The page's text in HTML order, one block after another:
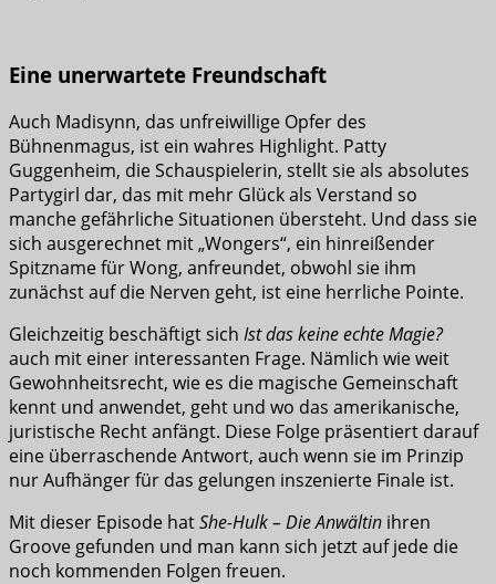
Eine unerwartete Freundschaft
Auch Madisynn, das unfreiwillige Opfer des
Bühnenmagus, ist ein wahres Highlight. Patty
Guggenheim, die Schauspielerin, stellt sie als absolutes
Partygirl dar, das mit mehr Glück als Verstand so
manche gefährliche Situationen übersteht. Und dass sie
sich ausgerechnet mit „Wongers“, ein hinreißender
Spitzname für Wong, anfreundet, obwohl sie ihm
zunächst auf die Nerven geht, ist eine herrliche Pointe.
Gleichzeitig beschäftigt sich Ist das keine echte Magie?
auch mit einer interessanten Frage. Nämlich wie weit
Gewohnheitsrecht, wie es die magische Gemeinschaft
kennt und anwendet, geht und wo das amerikanische,
juristische Recht anfängt. Diese Folge präsentiert darauf
eine überraschende Antwort, auch wenn sie im Prinzip
nur Aufhänger für das gelungen inszenierte Finale ist.
Mit dieser Episode hatShe-Hulk – Die Anwältin ihren
Groove gefunden und man kann sich jetzt auf jede die
noch kommenden Folgen freuen.